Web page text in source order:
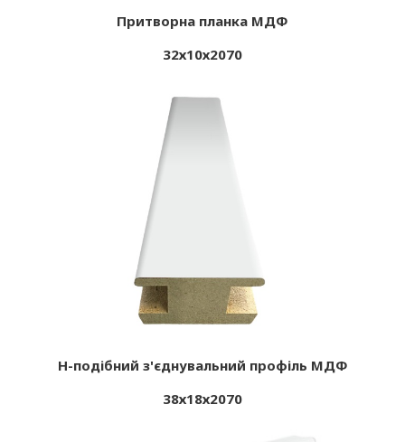
Притворна планка МДФ
32х10х2070
Н-подібний з'єднувальний профіль МДФ
38х18х2070